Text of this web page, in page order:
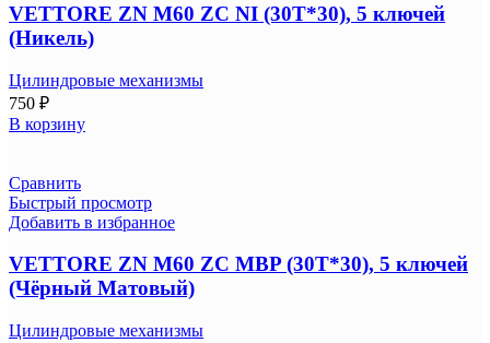
VETTORE ZN M60 ZC NI (30T*30), 5 ключей
(Никель)
Цилиндровые механизмы
750 ₽
В корзину
Сравнить
Быстрый просмотр
Добавить в избранное
VETTORE ZN M60 ZC MBP (30T*30), 5 ключей
(Чёрный Матовый)
Цилиндровые механизмы